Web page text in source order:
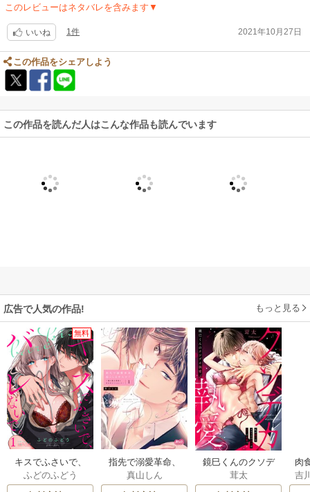
このレビューはネタバレを含みます▼
いいね 1件 2021年10月27日
この作品をシェアしよう
この作品を読んだ人はこんな作品も読んでいます
広告で人気の作品! もっと見る
無料
キスでふさいで、
バレないで。
ふどのふどう
指先で溺愛革命、
起こしませんか？
～謎の独身貴族に
真山しん
鏡巳くんのクソデ
カ執愛。私が嫌い
なオフィスの王子
茸太
肉
ぎ
吉